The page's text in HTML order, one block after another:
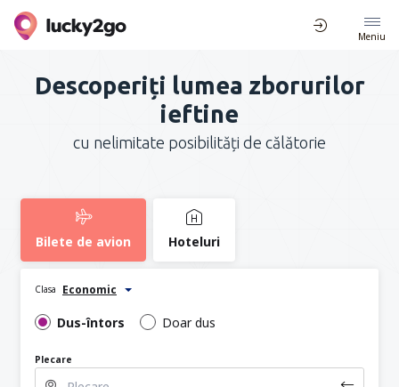
Meniu
Descoperiți lumea zborurilor
ieftine
cu nelimitate posibilități de călătorie
Bilete de avion Hoteluri
Clasa Economic
Dus-întors Doar dus
Plecare